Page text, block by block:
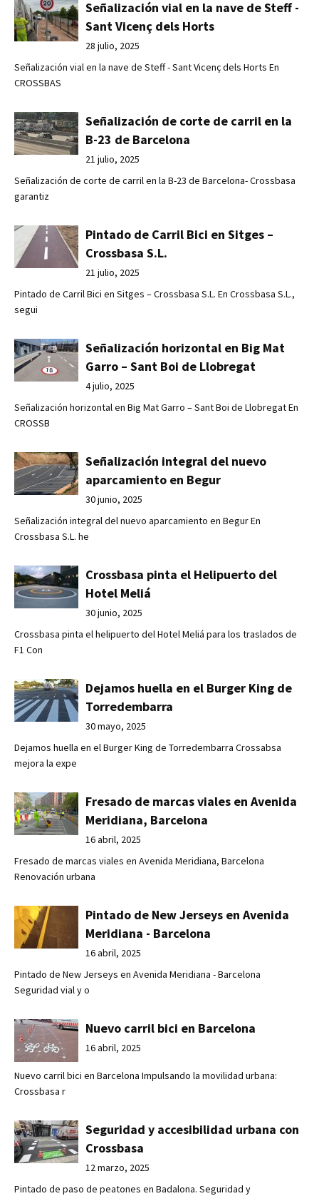
Señalización vial en la nave de Steff -
Sant Vicenç dels Horts
28 julio, 2025
Señalización vial en la nave de Steff - Sant Vicenç dels Horts En
CROSSBAS
Señalización de corte de carril en la
B-23 de Barcelona
21 julio, 2025
Señalización de corte de carril en la B-23 de Barcelona- Crossbasa
garantiz
Pintado de Carril Bici en Sitges –
Crossbasa S.L.
21 julio, 2025
Pintado de Carril Bici en Sitges – Crossbasa S.L. En Crossbasa S.L.,
segui
Señalización horizontal en Big Mat
Garro – Sant Boi de Llobregat
4 julio, 2025
Señalización horizontal en Big Mat Garro – Sant Boi de Llobregat En
CROSSB
Señalización integral del nuevo
aparcamiento en Begur
30 junio, 2025
Señalización integral del nuevo aparcamiento en Begur En
Crossbasa S.L. he
Crossbasa pinta el Helipuerto del
Hotel Meliá
30 junio, 2025
Crossbasa pinta el helipuerto del Hotel Meliá para los traslados de
F1 Con
Dejamos huella en el Burger King de
Torredembarra
30 mayo, 2025
Dejamos huella en el Burger King de Torredembarra Crossabsa
mejora la expe
Fresado de marcas viales en Avenida
Meridiana, Barcelona
16 abril, 2025
Fresado de marcas viales en Avenida Meridiana, Barcelona
Renovación urbana
Pintado de New Jerseys en Avenida
Meridiana - Barcelona
16 abril, 2025
Pintado de New Jerseys en Avenida Meridiana - Barcelona
Seguridad vial y o
Nuevo carril bici en Barcelona
16 abril, 2025
Nuevo carril bici en Barcelona Impulsando la movilidad urbana:
Crossbasa r
Seguridad y accesibilidad urbana con
Crossbasa
12 marzo, 2025
Pintado de paso de peatones en Badalona. Seguridad y